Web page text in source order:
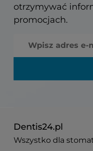
otrzymywać
promocjach.
Dentis24.pl
Wszystko dla